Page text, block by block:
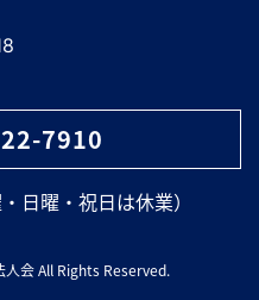
7910
日曜・祝日は休業）
会 All Rights Reserved.